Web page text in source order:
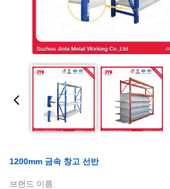
1200mm 금속 창고 선반
브랜드 이름: